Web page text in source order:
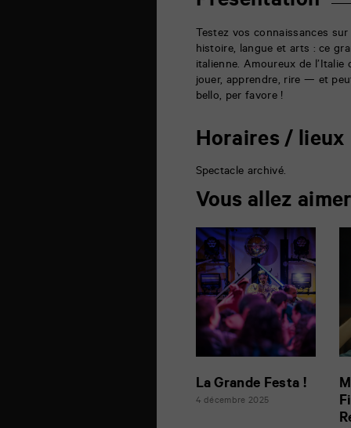
Testez vos connaissances
histoire, langue et arts : ce
italienne. Amoureux de
jouer, apprendre, rire — et
bello, per favore !
Horaires / lieux
Spectacle archivé.
Vous allez aimer
La Grande Festa !
4 décembre 2025